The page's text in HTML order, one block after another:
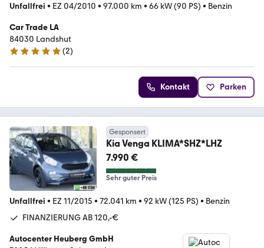
Unfallfrei • EZ 04/2010 • 97.000 km • 66 kW (90 PS) • Benzin
Car Trade LA
84030 Landshut
5 Sterne
(2)
Kontakt Parken
Gesponsert
Kia Venga KLIMA*SHZ*LHZ
7.990 €
Sehr guter Preis
Unfallfrei • EZ 11/2015 • 72.041 km • 92 kW (125 PS) • Benzin
FINANZIERUNG AB 120,-€
Autocenter Heuberg GmbH